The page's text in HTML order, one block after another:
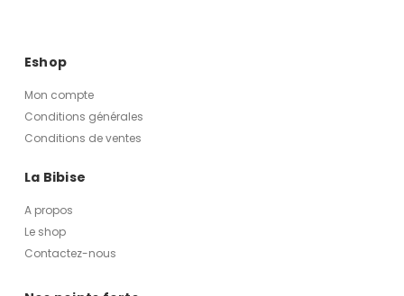
Eshop
Mon compte
Conditions générales
Conditions de ventes
La Bibise
A propos
Le shop
Contactez-nous